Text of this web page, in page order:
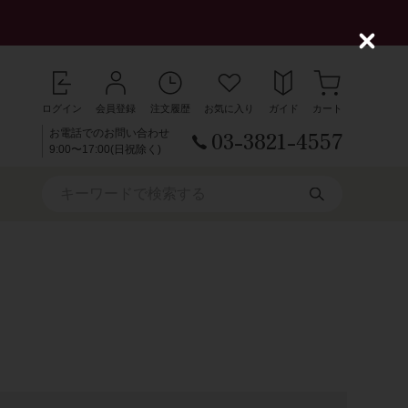
ログイン 会員登録 注文履歴 お気に入り ガイド カート
お電話でのお問い合わせ
9:00〜17:00(日祝除く)
03-3821-4557
C